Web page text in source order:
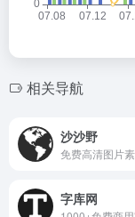
相关导航
沙沙野
字库网